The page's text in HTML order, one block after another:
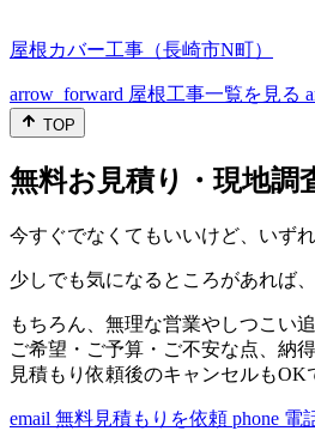
屋根カバー工事（長崎市N町）
arrow_forward 屋根工事一覧を見る
TOP
無料お見積り・現地調
今すぐでなくてもいいけど、いず
少しでも気になるところがあれば
もちろん、無理な営業やしつこい
ご希望・ご予算・ご不安な点、納
見積もり依頼後のキャンセルもOK
email 無料見積もりを依頼 phone 電